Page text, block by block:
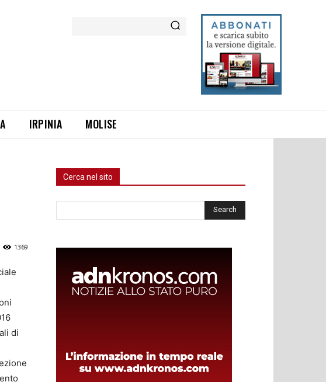
IRPINIA MOLISE
1369
di
Cerca nel sito